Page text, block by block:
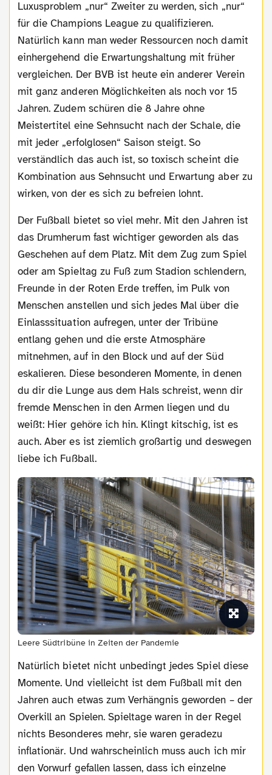
Luxusproblem „nur“ Zweiter zu werden, sich „nur“
für die Champions League zu qualifizieren.
Natürlich kann man weder Ressourcen noch damit
einhergehend die Erwartungshaltung mit früher
vergleichen. Der BVB ist heute ein anderer Verein
mit ganz anderen Möglichkeiten als noch vor 15
Jahren. Zudem schüren die 8 Jahre ohne
Meistertitel eine Sehnsucht nach der Schale, die
mit jeder „erfolglosen“ Saison steigt. So
verständlich das auch ist, so toxisch scheint die
Kombination aus Sehnsucht und Erwartung aber zu
wirken, von der es sich zu befreien lohnt.
Der Fußball bietet so viel mehr. Mit den Jahren ist
das Drumherum fast wichtiger geworden als das
Geschehen auf dem Platz. Mit dem Zug zum Spiel
oder am Spieltag zu Fuß zum Stadion schlendern,
Freunde in der Roten Erde treffen, im Pulk von
Menschen anstellen und sich jedes Mal über die
Einlasssituation aufregen, unter der Tribüne
entlang gehen und die erste Atmosphäre
mitnehmen, auf in den Block und auf der Süd
eskalieren. Diese besonderen Momente, in denen
du dir die Lunge aus dem Hals schreist, wenn dir
fremde Menschen in den Armen liegen und du
weißt: Hier gehöre ich hin. Klingt kitschig, ist es
auch. Aber es ist ziemlich großartig und deswegen
liebe ich Fußball.
Leere Südtribüne in Zeiten der Pandemie
Natürlich bietet nicht unbedingt jedes Spiel diese
Momente. Und vielleicht ist dem Fußball mit den
Jahren auch etwas zum Verhängnis geworden – der
Overkill an Spielen. Spieltage waren in der Regel
nichts Besonderes mehr, sie waren geradezu
inflationär. Und wahrscheinlich muss auch ich mir
den Vorwurf gefallen lassen, dass ich einzelne